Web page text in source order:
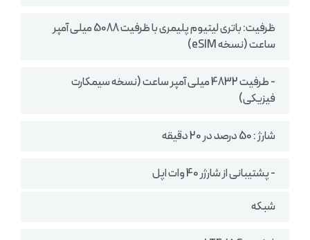
ظرفیت: باتری لیتیوم پلیمری با ظرفیت 5088 میلی آمپر
ساعت (نسخه eSIM)
- طرفیت 4832 میلی آمپر ساعت (نسخه سیمکارت
فیزیکی)
شارژ : 50 درصد در 20 دقیقه
- پشتیبانی از شارژر 40 وات اپل
شبکه